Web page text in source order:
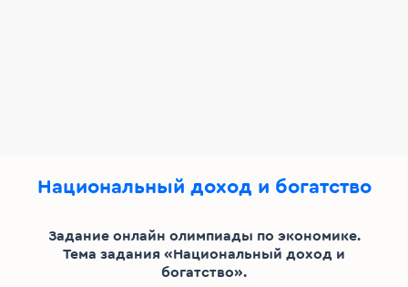
Национальный доход и богатство
Задание онлайн олимпиады по экономике.
Тема задания «Национальный доход и
богатство».